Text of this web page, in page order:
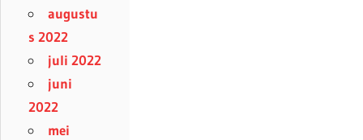
augustu
s 2022
juli 2022
juni
2022
mei